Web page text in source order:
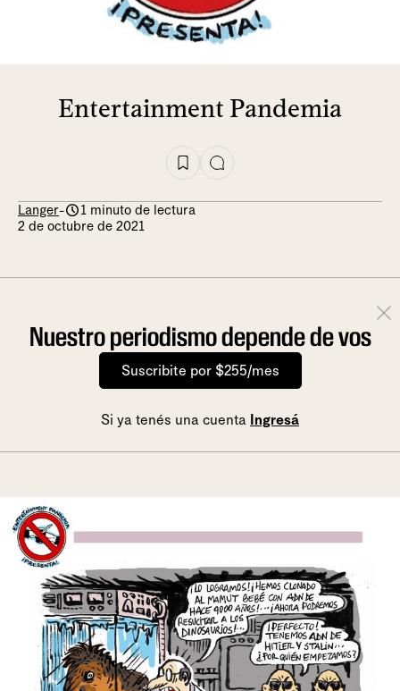
Entertainment Pandemia
Langer-
1 minuto de lectura
2 de octubre de 2021
Nuestro periodismo depende de vos
Suscribite por $255/mes
Si ya tenés una cuenta Ingresá